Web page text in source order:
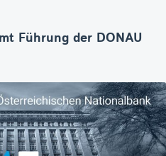
Führung der DONAU